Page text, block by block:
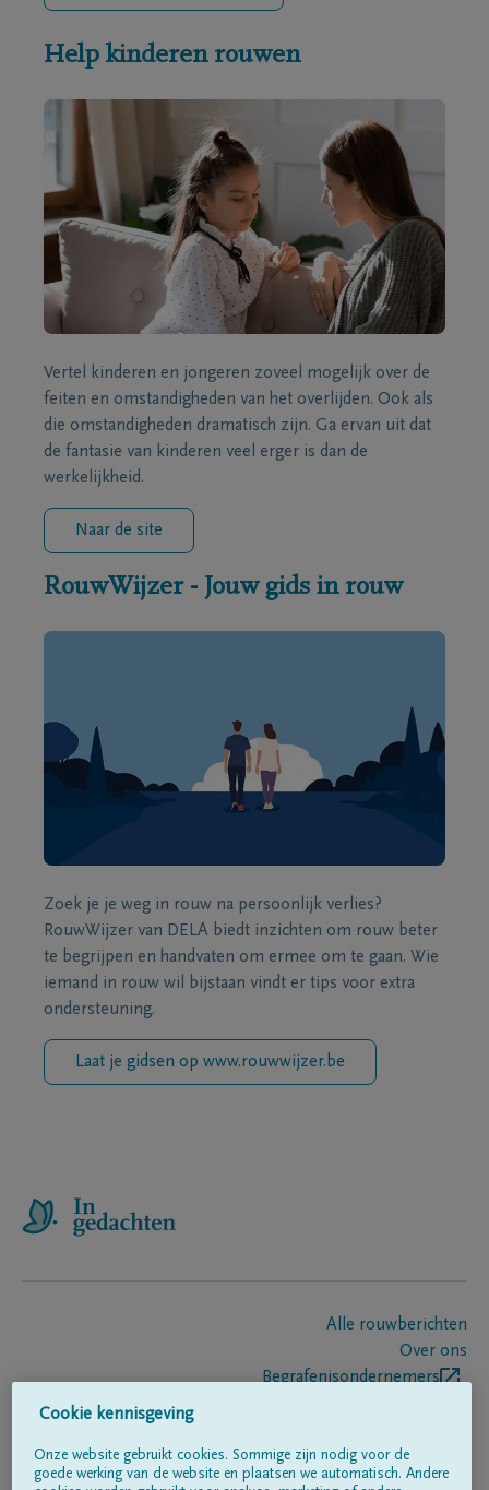
Help kinderen rouwen
Vertel kinderen en jongeren zoveel mogelijk over de
feiten en omstandigheden van het overlijden. Ook als
die omstandigheden dramatisch zijn. Ga ervan uit dat
de fantasie van kinderen veel erger is dan de
werkelijkheid.
Naar de site
RouwWijzer - Jouw gids in rouw
Zoek je je weg in rouw na persoonlijk verlies?
RouwWijzer van DELA biedt inzichten om rouw beter
te begrijpen en handvaten om ermee om te gaan. Wie
iemand in rouw wil bijstaan vindt er tips voor extra
ondersteuning.
Laat je gidsen op www.rouwwijzer.be
Alle rouwberichten
Over ons
Begrafenisondernemers
Volg ons op
Cookie kennisgeving
Onze website gebruikt cookies. Sommige zijn nodig voor de
goede werking van de website en plaatsen we automatisch. Andere